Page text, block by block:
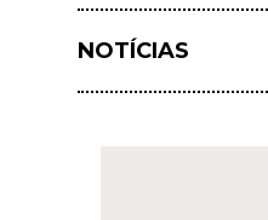
NOTÍCIAS